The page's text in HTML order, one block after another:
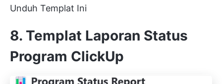
Unduh Templat Ini
8. Templat Laporan Status
Program ClickUp